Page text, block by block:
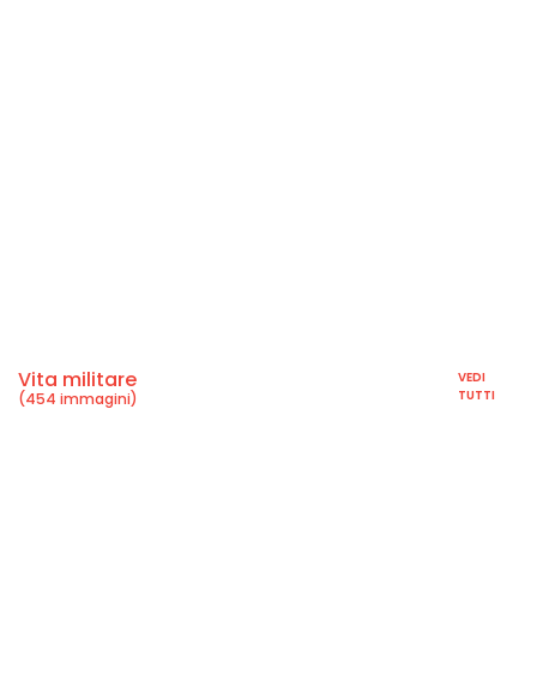
Vita militare
(454 immagini)
VEDI
TUTTI